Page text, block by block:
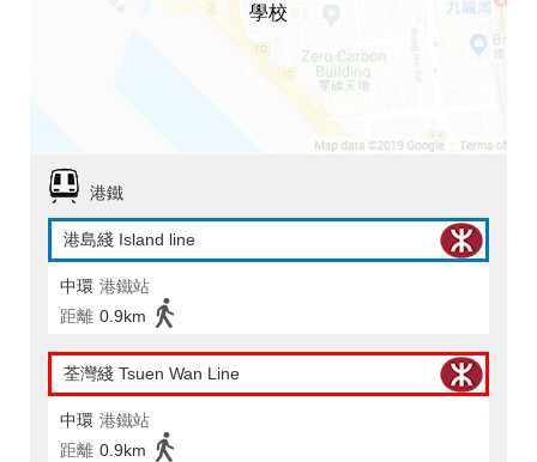
學校
港鐵
港島綫 Island line
中環 港鐵站
距離 0.9km
荃灣綫 Tsuen Wan Line
中環 港鐵站
距離 0.9km